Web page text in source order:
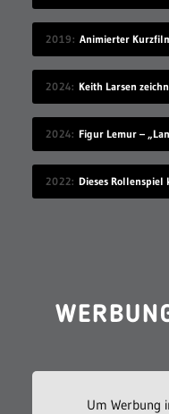
2019 Animierter
2024
2024 Figur Lemur –
2022 Dieses Rollenspiel
Um Werbung